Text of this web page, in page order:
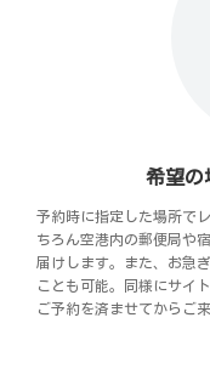
希望の
予約時に指定した場所で
ちろん空港内の郵便局や
届けします。また、お急
ことも可能。同様にサイ
ご予約を済ませてからご